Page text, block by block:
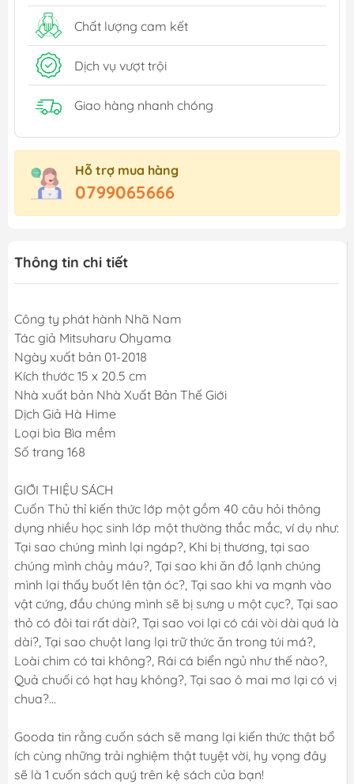
Chất lượng cam kết
Dịch vụ vượt trội
Giao hàng nhanh chóng
Hỗ trợ mua hàng
0799065666
Thông tin chi tiết
Công ty phát hành Nhã Nam
Tác giả Mitsuharu Ohyama
Ngày xuất bản 01-2018
Kích thước 15 x 20.5 cm
Nhà xuất bản Nhà Xuất Bản Thế Giới
Dịch Giả Hà Hime
Loại bìa Bìa mềm
Số trang 168
GIỚI THIỆU SÁCH
Cuốn Thủ thỉ kiến thức lớp một gồm 40 câu hỏi thông
dụng nhiều học sinh lớp một thường thắc mắc, ví dụ như:
Tại sao chúng mình lại ngáp?, Khi bị thương, tại sao
chúng mình chảy máu?, Tại sao khi ăn đồ lạnh chúng
mình lại thấy buốt lên tận óc?, Tại sao khi va mạnh vào
vật cứng, đầu chúng mình sẽ bị sưng u một cục?, Tại sao
thỏ có đôi tai rất dài?, Tại sao voi lại có cái vòi dài quá là
dài?, Tại sao chuột lang lại trữ thức ăn trong túi má?,
Loài chim có tai không?, Rái cá biển ngủ như thế nào?,
Quả chuối có hạt hay không?, Tại sao ô mai mơ lại có vị
chua?...
Gooda tin rằng cuốn sách sẽ mang lại kiến thức thật bổ
ích cùng những trải nghiệm thật tuyệt vời, hy vọng đây
sẽ là 1 cuốn sách quý trên kệ sách của bạn!